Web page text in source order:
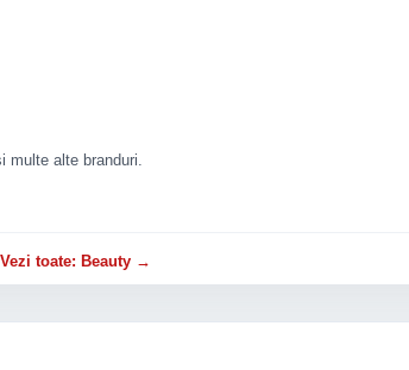
multe alte branduri.
Vezi toate: Beauty →